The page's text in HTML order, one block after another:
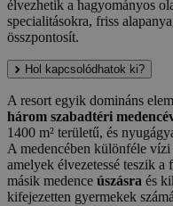
élvezhetik a hagyományos
specialitásokra, friss
összpontosít.
Hol kapcsolódhatok ki?
A resort egyik domináns
három szabadtéri
1400 m² területű, és
A medencében különféle
amelyek élvezetessé teszik
másik medence úszásra és
kifejezetten gyermekek